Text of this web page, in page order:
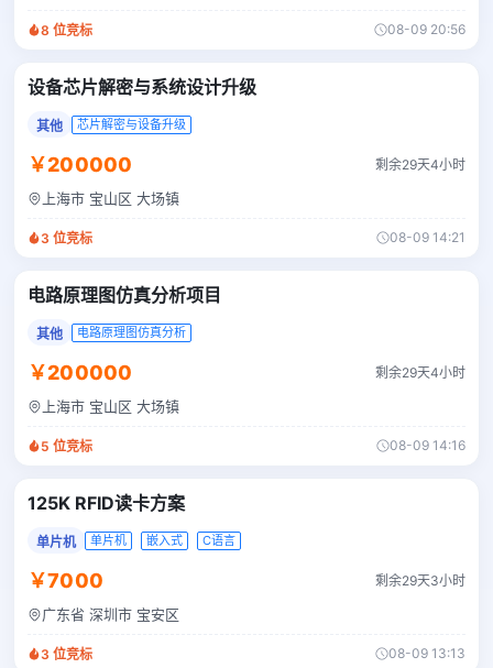
8 位竞标 08-09 20:56
设备芯片解密与系统设计升级
其他 芯片解密与设备升级
￥200000 剩余29天4小时
上海市 宝山区 大场镇
3 位竞标 08-09 14:21
电路原理图仿真分析项目
其他 电路原理图仿真分析
￥200000 剩余29天4小时
上海市 宝山区 大场镇
5 位竞标 08-09 14:16
125K RFID读卡方案
单片机 单片机 嵌入式 C语言
￥7000 剩余29天3小时
广东省 深圳市 宝安区
3 位竞标 08-09 13:13